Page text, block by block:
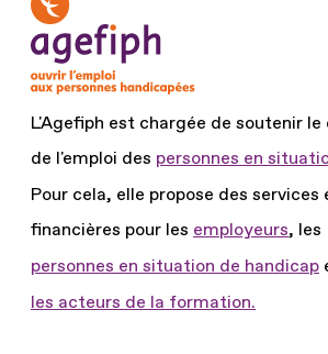
L'Agefiph est chargée de soutenir
de l'emploi des personnes en
Pour cela, elle propose des services
financières pour les employeurs, les
personnes en situation de handicap
les acteurs de la formation.